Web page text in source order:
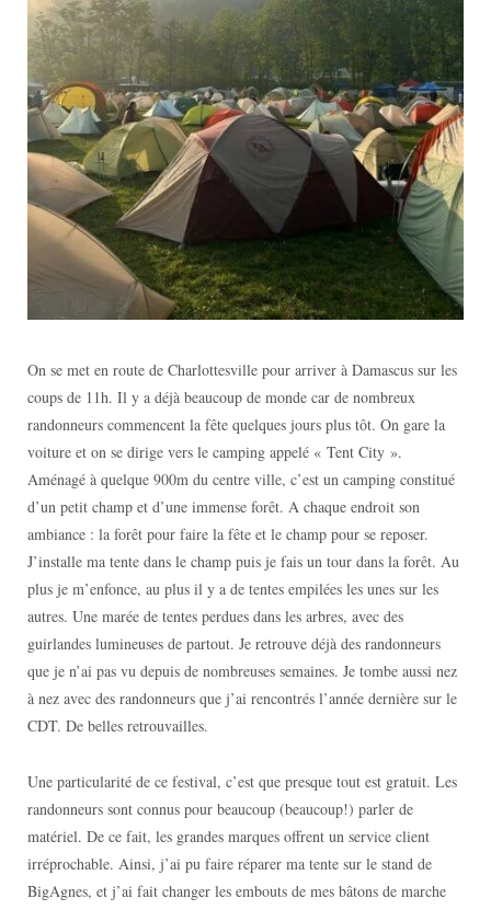
On se met en route de Charlottesville pour arriver à Damascus sur les
coups de 11h. Il y a déjà beaucoup de monde car de nombreux
randonneurs commencent la fête quelques jours plus tôt. On gare la
voiture et on se dirige vers le camping appelé « Tent City ».
Aménagé à quelque 900m du centre ville, c’est un camping constitué
d’un petit champ et d’une immense forêt. A chaque endroit son
ambiance : la forêt pour faire la fête et le champ pour se reposer.
J’installe ma tente dans le champ puis je fais un tour dans la forêt. Au
plus je m’enfonce, au plus il y a de tentes empilées les unes sur les
autres. Une marée de tentes perdues dans les arbres, avec des
guirlandes lumineuses de partout. Je retrouve déjà des randonneurs
que je n’ai pas vu depuis de nombreuses semaines. Je tombe aussi nez
à nez avec des randonneurs que j’ai rencontrés l’année dernière sur le
CDT. De belles retrouvailles.
Une particularité de ce festival, c’est que presque tout est gratuit. Les
randonneurs sont connus pour beaucoup (beaucoup!) parler de
matériel. De ce fait, les grandes marques offrent un service client
irréprochable. Ainsi, j’ai pu faire réparer ma tente sur le stand de
BigAgnes, et j’ai fait changer les embouts de mes bâtons de marche